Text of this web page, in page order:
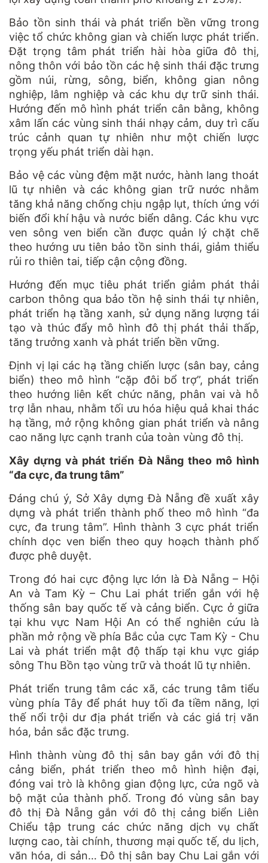
Bảo tồn sinh thái và phát triển bền vững trong
việc tổ chức không gian và chiến lược phát triển.
Đặt trọng tâm phát triển hài hòa giữa đô thị,
nông thôn với bảo tồn các hệ sinh thái đặc trưng
gồm núi, rừng, sông, biển, không gian nông
nghiệp, lâm nghiệp và các khu dự trữ sinh thái.
Hướng đến mô hình phát triển cân bằng, không
xâm lấn các vùng sinh thái nhạy cảm, duy trì cấu
trúc cảnh quan tự nhiên như một chiến lược
trọng yếu phát triển dài hạn.
Bảo vệ các vùng đệm mặt nước, hành lang thoát
lũ tự nhiên và các không gian trữ nước nhằm
tăng khả năng chống chịu ngập lụt, thích ứng với
biến đổi khí hậu và nước biển dâng. Các khu vực
ven sông ven biển cần được quản lý chặt chẽ
theo hướng ưu tiên bảo tồn sinh thái, giảm thiểu
rủi ro thiên tai, tiếp cận cộng đồng.
Hướng đến mục tiêu phát triển giảm phát thải
carbon thông qua bảo tồn hệ sinh thái tự nhiên,
phát triển hạ tầng xanh, sử dụng năng lượng tái
tạo và thúc đẩy mô hình đô thị phát thải thấp,
tăng trưởng xanh và phát triển bền vững.
Định vị lại các hạ tầng chiến lược (sân bay, cảng
biển) theo mô hình “cặp đôi bổ trợ”, phát triển
theo hướng liên kết chức năng, phân vai và hỗ
trợ lẫn nhau, nhằm tối ưu hóa hiệu quả khai thác
hạ tầng, mở rộng không gian phát triển và nâng
cao năng lực cạnh tranh của toàn vùng đô thị.
Xây dựng và phát triển Đà Nẵng theo mô hình
“đa cực, đa trung tâm”
Đáng chú ý, Sở Xây dựng Đà Nẵng đề xuất xây
dựng và phát triển thành phố theo mô hình “đa
cực, đa trung tâm”. Hình thành 3 cực phát triển
chính dọc ven biển theo quy hoạch thành phố
được phê duyệt.
Trong đó hai cực động lực lớn là Đà Nẵng – Hội
An và Tam Kỳ – Chu Lai phát triển gắn với hệ
thống sân bay quốc tế và cảng biển. Cực ở giữa
tại khu vực Nam Hội An có thể nghiên cứu là
phần mở rộng về phía Bắc của cực Tam Kỳ - Chu
Lai và phát triển mật độ thấp tại khu vực giáp
sông Thu Bồn tạo vùng trữ và thoát lũ tự nhiên.
Phát triển trung tâm các xã, các trung tâm tiểu
vùng phía Tây để phát huy tối đa tiềm năng, lợi
thế nổi trội dư địa phát triển và các giá trị văn
hóa, bản sắc đặc trưng.
Hình thành vùng đô thị sân bay gắn với đô thị
cảng biển, phát triển theo mô hình hiện đại,
đóng vai trò là không gian động lực, cửa ngõ và
bộ mặt của thành phố. Trong đó vùng sân bay
đô thị Đà Nẵng gắn với đô thị cảng biển Liên
Chiểu tập trung các chức năng dịch vụ chất
lượng cao, tài chính, thương mại quốc tế, du lịch,
văn hóa, di sản… Đô thị sân bay Chu Lai gắn với